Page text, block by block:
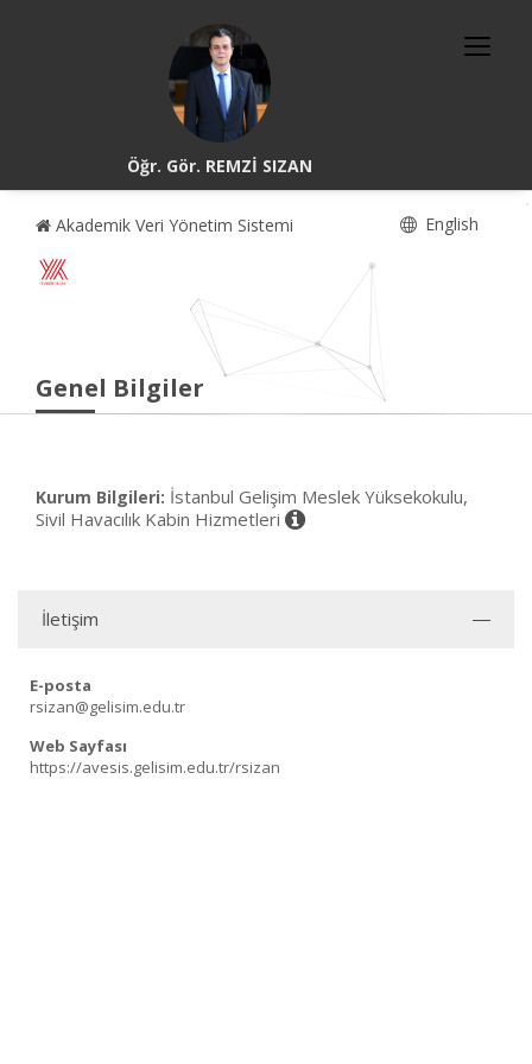
Öğr. Gör. REMZİ SIZAN
Akademik Veri Yönetim Sistemi English
Genel Bilgiler
Kurum Bilgileri: İstanbul Gelişim Meslek Yüksekokulu,
Sivil Havacılık Kabin Hizmetleri
İletişim
E-posta
rsizan@gelisim.edu.tr
Web Sayfası
https://avesis.gelisim.edu.tr/rsizan